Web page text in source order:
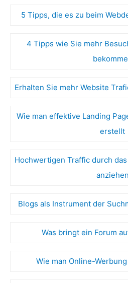
5 Tipps, die es zu beim
4 Tipps wie Sie mehr
Erhalten Sie mehr Website
Wie man effektive Landing
erstellt
Hochwertigen Traffic durch
anziehen
Blogs als Instrument der
Was bringt ein Forum
Wie man Online-